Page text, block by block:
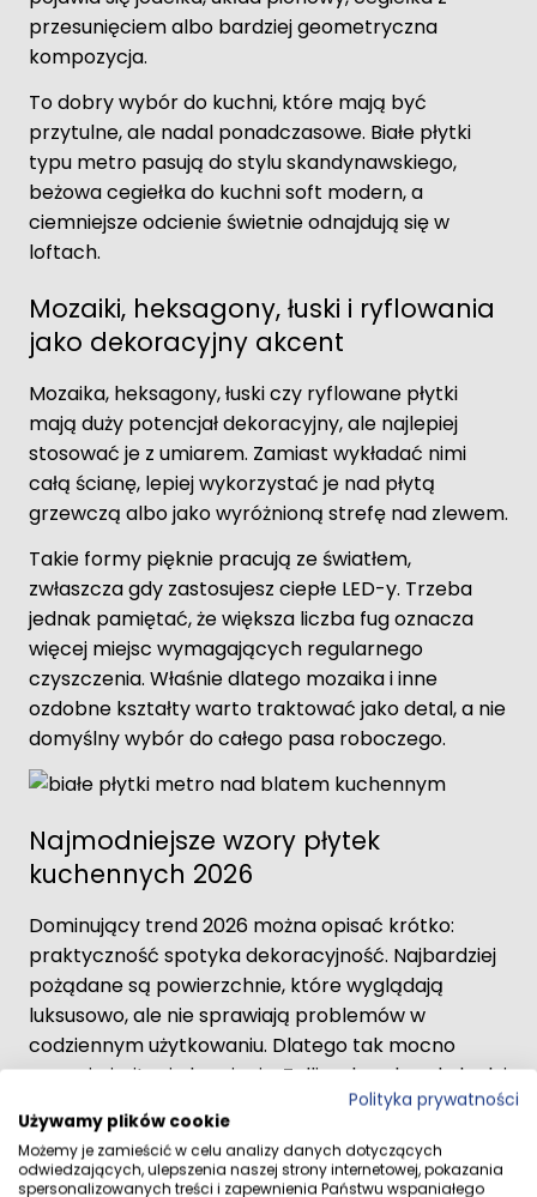
przesunięciem albo bardziej geometryczna
kompozycja.
To dobry wybór do kuchni, które mają być
przytulne, ale nadal ponadczasowe. Białe płytki
typu metro pasują do stylu skandynawskiego,
beżowa cegiełka do kuchni soft modern, a
ciemniejsze odcienie świetnie odnajdują się w
loftach.
Mozaiki, heksagony, łuski i ryflowania
jako dekoracyjny akcent
Mozaika, heksagony, łuski czy ryflowane płytki
mają duży potencjał dekoracyjny, ale najlepiej
stosować je z umiarem. Zamiast wykładać nimi
całą ścianę, lepiej wykorzystać je nad płytą
grzewczą albo jako wyróżnioną strefę nad zlewem.
Takie formy pięknie pracują ze światłem,
zwłaszcza gdy zastosujesz ciepłe LED-y. Trzeba
jednak pamiętać, że większa liczba fug oznacza
więcej miejsc wymagających regularnego
czyszczenia. Właśnie dlatego mozaika i inne
ozdobne kształty warto traktować jako detal, a nie
domyślny wybór do całego pasa roboczego.
Najmodniejsze wzory płytek
kuchennych 2026
Dominujący trend 2026 można opisać krótko:
praktyczność spotyka dekoracyjność. Najbardziej
pożądane są powierzchnie, które wyglądają
luksusowo, ale nie sprawiają problemów w
codziennym użytkowaniu. Dlatego tak mocno
wracają imitacje kamienia, Zellige, handmade look i
nowoczesne lastryko.
Imitacje kamienia - marmur,
Polityka prywatności
Używamy plików cookie
Możemy je zamieścić w celu analizy danych dotyczących
odwiedzających, ulepszenia naszej strony internetowej, pokazania
spersonalizowanych treści i zapewnienia Państwu wspaniałego